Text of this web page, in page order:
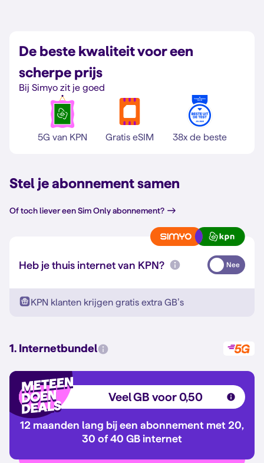
De beste kwaliteit voor een
scherpe prijs
Bij Simyo zit je goed
5G van KPN Gratis eSIM 38x de beste
Stel je abonnement samen
Of toch liever een Sim Only abonnement?
Heb je thuis internet van KPN? Nee
KPN klanten krijgen gratis extra GB’s
1. Internetbundel
Veel GB voor 0,50
12 maanden lang bij een abonnement met 20,
30 of 40 GB internet